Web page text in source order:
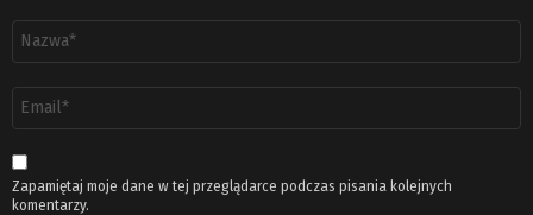
email
*
Zapamiętaj moje dane w tej przeglądarce podczas pisania kolejnych
komentarzy.